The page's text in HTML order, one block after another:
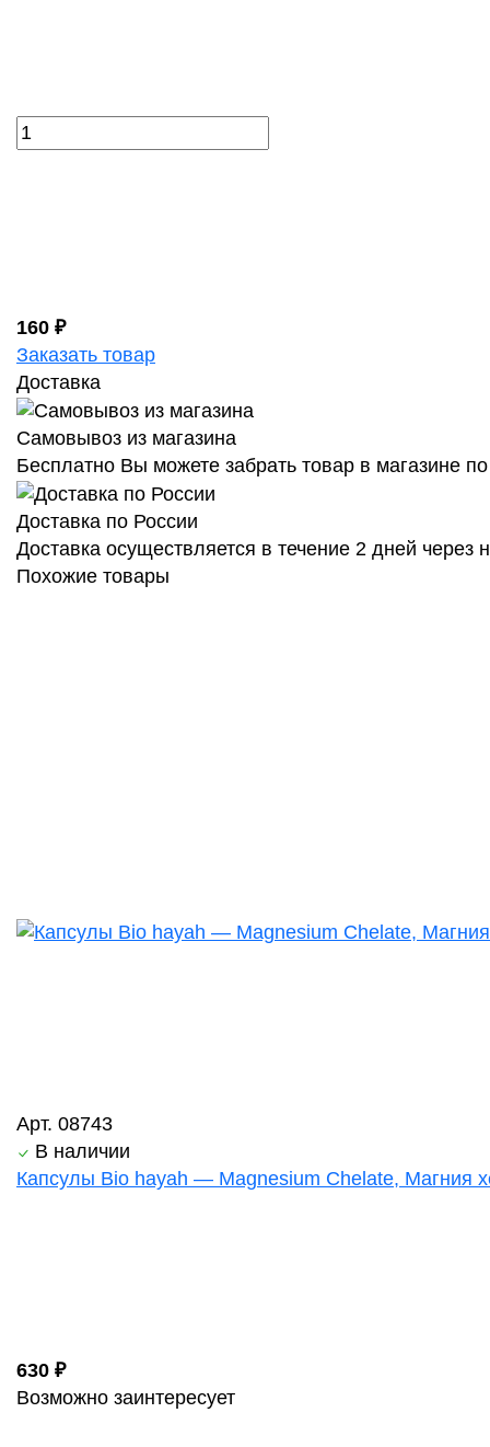
160 ₽
Заказать товар
Доставка
Самовывоз из магазина
Бесплатно Вы можете забрать товар в магазине
Доставка по России
Доставка осуществляется в течение 2 дней
Похожие товары
Арт. 08743
В наличии
Капсулы Bio hayah — Magnesium Chelate, Магния
630 ₽
Возможно заинтересует